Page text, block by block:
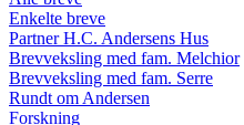
Enkelte breve
Partner H.C. Andersens Hus
Brevveksling med fam. Melchior
Brevveksling med fam. Serre
Rundt om Andersen
Forskning